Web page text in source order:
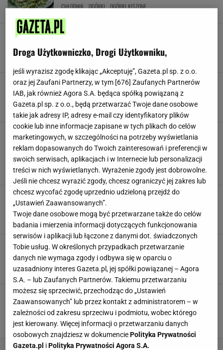
CHŁODNIK OGÓRKI OGÓRKI KISZONE
Zapomnij o botwince. Łączę ogórka z zielonym
AWOKADO CHŁODNIK DANIA OBIADOWE
Zamiast wyrzucać zwiędłą sałatę, robię z niej
obiad. Wyjadam go do ostatniej kropli
CHŁODNIK DANIA OBIADOWE MAŚLANKA
Z dwóch zielonych warzyw robię najlepszy
chłodnik. Rodzina ustawia się gęsiego po
dokładki
CHŁODNIK
CHŁODNIK Z CUKINII
CHŁODNIK ZE ŚWIEŻYCH WARZYW
Zupa idealna na gorące dni. Chłodnik litewski
się nie umywa. Dodaj chrupiący składnik
CHŁODNIK DANIA OBIADOWE OGÓRKI
Z chleba i pomidorów robię przepyszny
chłodnik. W Hiszpanii za nim przepadają
CHŁODNIK CHŁODNIK CHLEBOWY KUCHNIA HISZPAŃSKA
Tę zupę zrobisz bez kuchenki. Smakuje jak na
wakacjach i orzeźwia w upał. Ważne są
pomidory
CHŁODNIK GAZPACHO NEWS
Droga Użytkowniczko, Drogi Użytkowniku,
jeśli wyrazisz zgodę klikając „Akceptuję”, Gazeta.pl sp. z o.o.
oraz jej Zaufani Partnerzy, w tym [676] Zaufanych Partnerów
IAB, jak również Agora S.A. będąca spółką powiązaną z
Gazeta.pl sp. z o.o., będą przetwarzać Twoje dane osobowe
takie jak adresy IP, adresy e-mail czy identyfikatory plików
cookie lub inne informacje zapisane w tych plikach do celów
marketingowych, w szczególności na potrzeby wyświetlania
reklam dopasowanych do Twoich zainteresowań i preferencji w
swoich serwisach, aplikacjach i w Internecie lub personalizacji
treści w nich wyświetlanych. Wyrażenie zgody jest dobrowolne.
Jeśli nie chcesz wyrazić zgody, chcesz ograniczyć jej zakres lub
chcesz wycofać zgodę uprzednio udzieloną przejdź do
„Ustawień Zaawansowanych”.
Twoje dane osobowe mogą być przetwarzane także do celów
badania i mierzenia informacji dotyczących funkcjonowania
serwisów i aplikacji lub łączone z danymi dot. świadczonych
Tobie usług. W określonych przypadkach przetwarzanie
danych nie wymaga zgody i odbywa się w oparciu o
uzasadniony interes Gazeta.pl, jej spółki powiązanej – Agora
S.A. – lub Zaufanych Partnerów. Takiemu przetwarzaniu
możesz się sprzeciwić, przechodząc do „Ustawień
Zaawansowanych” lub przez kontakt z administratorem – w
zależności od zakresu sprzeciwu i podmiotu, wobec którego
jest kierowany. Więcej informacji o przetwarzaniu danych
osobowych znajdziesz w dokumenciePolityka Prywatności
Gazeta.pl iPolityka Prywatności Agora S.A.